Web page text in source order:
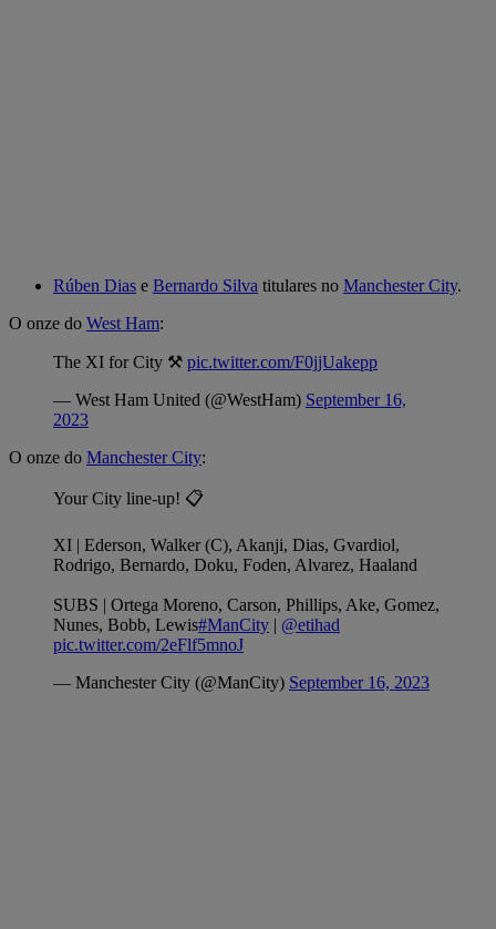
Rúben Dias e Bernardo Silva titulares no Manchester City.
O onze do West Ham:
The XI for City ⚒️ pic.twitter.com/F0jjUakepp
— West Ham United (@WestHam) September 16,
2023
O onze do Manchester City:
Your City line-up! 📋
XI | Ederson, Walker (C), Akanji, Dias, Gvardiol,
Rodrigo, Bernardo, Doku, Foden, Alvarez, Haaland
SUBS | Ortega Moreno, Carson, Phillips, Ake, Gomez,
Nunes, Bobb, Lewis#ManCity | @etihad
pic.twitter.com/2eFlf5mnoJ
— Manchester City (@ManCity) September 16, 2023